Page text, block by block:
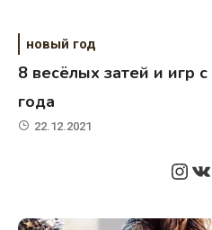
новый год
8 весёлых затей и игр
года
22.12.2021